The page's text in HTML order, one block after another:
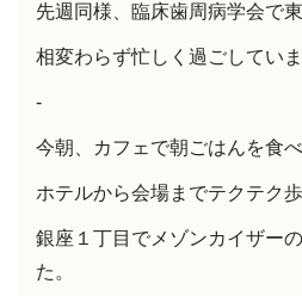
先週同様、臨床歯周病学会で
相変わらず忙しく過ごしていま
-
今朝、カフェで朝ごはんを食
ホテルから会場までテクテク
銀座１丁目でメゾンカイザー
た。